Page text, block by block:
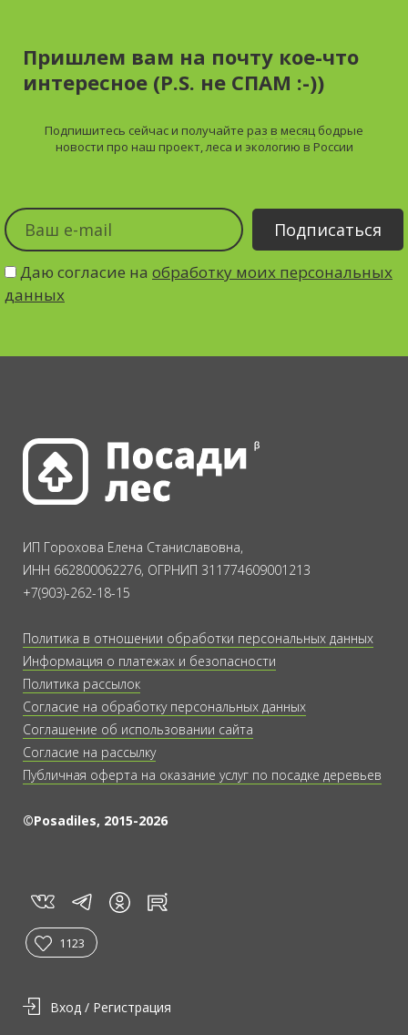
Пришлем вам на почту кое-что
интересное (P.S. не СПАМ :-))
Подпишитесь сейчас и получайте раз в месяц бодрые
новости про наш проект, леса и экологию в России
Даю согласие на обработку моих персональных
данных
ИП Горохова Елена Станиславовна,
ИНН 662800062276, ОГРНИП 311774609001213
+7(903)-262-18-15
Политика в отношении обработки персональных данных
Информация о платежах и безопасности
Политика рассылок
Согласие на обработку персональных данных
Соглашение об использовании сайта
Согласие на рассылку
Публичная оферта на оказание услуг по посадке деревьев
©Posadiles, 2015-2026
vk tg in rt
1123
Вход / Регистрация